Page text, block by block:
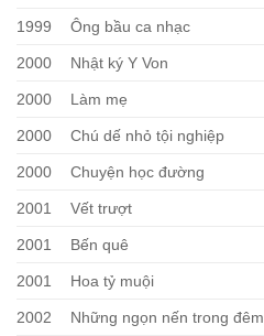
1999 Ông bầu ca nhạc
2000 Nhật ký Y Von
2000 Làm mẹ
2000 Chú dế nhỏ tội nghiệp
2000 Chuyện học đường
2001 Vết trượt
2001 Bến quê
2001 Hoa tỷ muội
2002 Những ngọn nến trong đêm